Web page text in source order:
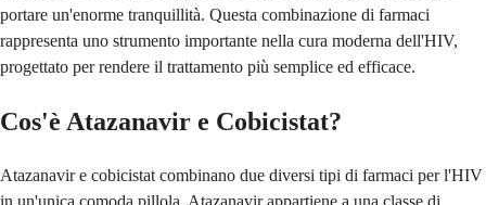
portare un'enorme tranquillità. Questa combinazione di farmaci
rappresenta uno strumento importante nella cura moderna dell'HIV,
progettato per rendere il trattamento più semplice ed efficace.
Cos'è Atazanavir e Cobicistat?
Atazanavir e cobicistat combinano due diversi tipi di farmaci per l'HIV
in un'unica comoda pillola. Atazanavir appartiene a una classe di